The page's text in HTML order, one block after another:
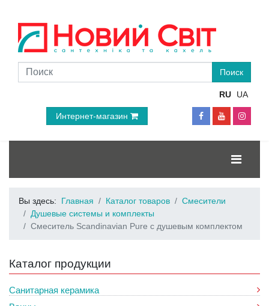
RU UA
Интернет-магазин
Вы здесь: Главная Каталог товаров
Смесители
Душевые системы и комплекты
Смеситель Scandinavian Pure с душевым комплектом
Каталог продукции
Санитарная керамика